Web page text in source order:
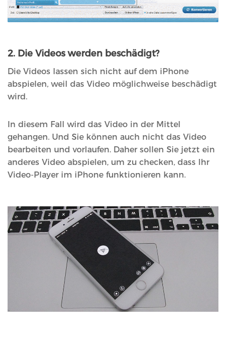
2. Die Videos werden beschädigt?
Die Videos lassen sich nicht auf dem iPhone
abspielen, weil das Video möglichweise beschädigt
wird.
In diesem Fall wird das Video in der Mittel
gehangen. Und Sie können auch nicht das Video
bearbeiten und vorlaufen. Daher sollen Sie jetzt ein
anderes Video abspielen, um zu checken, dass Ihr
Video-Player im iPhone funktionieren kann.